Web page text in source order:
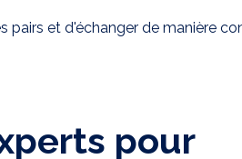
pairs et d'échanger de manière
pour